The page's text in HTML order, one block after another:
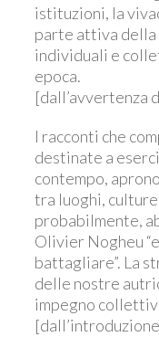
istituzioni, la
parte attiva della
individuali e
epoca.
[dall’avvertenza
I racconti che
destinate a
contempo,
tra luoghi,
probabilmente,
Olivier Nogheu
battagliare”. La
delle nostre
impegno